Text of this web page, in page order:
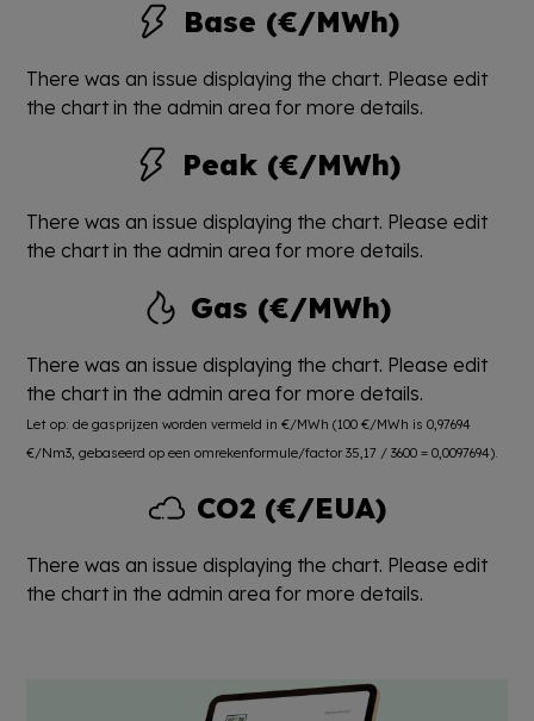
Base (€/MWh)
There was an issue displaying the chart. Please edit
the chart in the admin area for more details.
Peak (€/MWh)
There was an issue displaying the chart. Please edit
the chart in the admin area for more details.
Gas (€/MWh)
There was an issue displaying the chart. Please edit
the chart in the admin area for more details.
Let op: de gasprijzen worden vermeld in €/MWh (100 €/MWh is 0,97694
€/Nm3, gebaseerd op een omrekenformule/factor 35,17 / 3600 = 0,0097694).
CO2 (€/EUA)
There was an issue displaying the chart. Please edit
the chart in the admin area for more details.